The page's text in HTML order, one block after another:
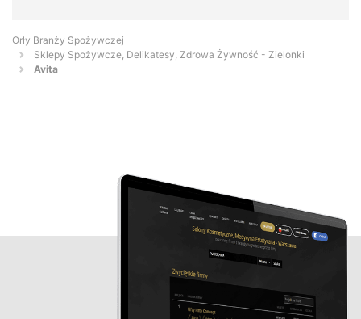
Orły Branży Spożywczej
Sklepy Spożywcze, Delikatesy, Zdrowa Żywność - Zielonki
Avita